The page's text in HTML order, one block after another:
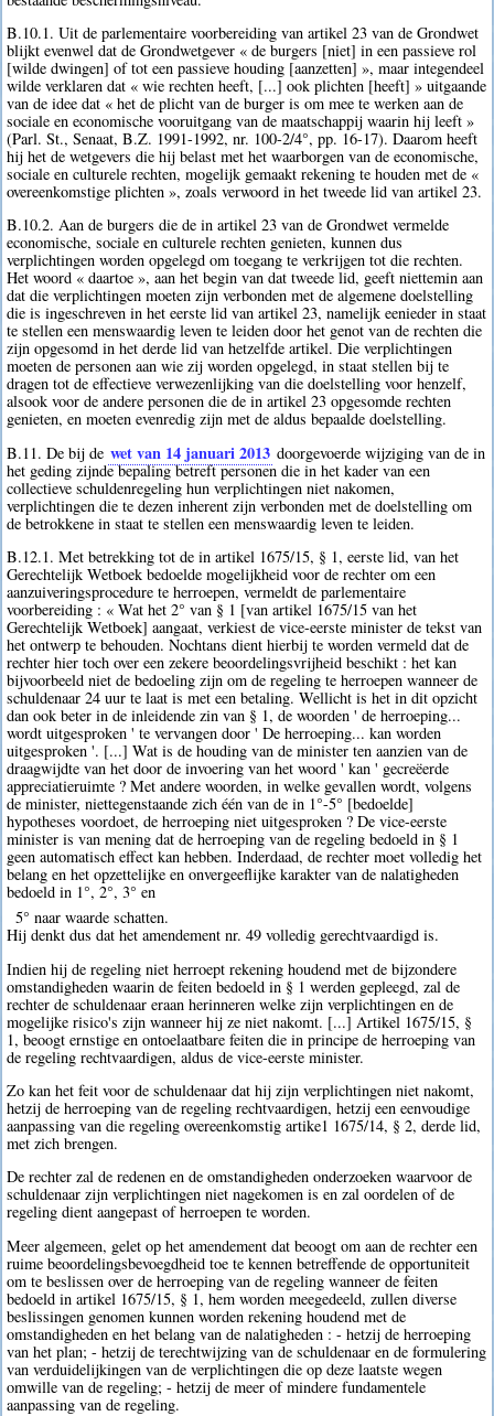
B.10.1. Uit de parlementaire voorbereiding van artikel 23 van de Grondwet
blijkt evenwel dat de Grondwetgever « de burgers [niet] in een passieve rol
[wilde dwingen] of tot een passieve houding [aanzetten] », maar integendeel
wilde verklaren dat « wie rechten heeft, [...] ook plichten [heeft] » uitgaande
van de idee dat « het de plicht van de burger is om mee te werken aan de
sociale en economische vooruitgang van de maatschappij waarin hij leeft »
(Parl. St., Senaat, B.Z. 1991-1992, nr. 100-2/4°, pp. 16-17). Daarom heeft
hij het de wetgevers die hij belast met het waarborgen van de economische,
sociale en culturele rechten, mogelijk gemaakt rekening te houden met de «
overeenkomstige plichten », zoals verwoord in het tweede lid van artikel 23.
B.10.2. Aan de burgers die de in artikel 23 van de Grondwet vermelde
economische, sociale en culturele rechten genieten, kunnen dus
verplichtingen worden opgelegd om toegang te verkrijgen tot die rechten.
Het woord « daartoe », aan het begin van dat tweede lid, geeft niettemin aan
dat die verplichtingen moeten zijn verbonden met de algemene doelstelling
die is ingeschreven in het eerste lid van artikel 23, namelijk eenieder in staat
te stellen een menswaardig leven te leiden door het genot van de rechten die
zijn opgesomd in het derde lid van hetzelfde artikel. Die verplichtingen
moeten de personen aan wie zij worden opgelegd, in staat stellen bij te
dragen tot de effectieve verwezenlijking van die doelstelling voor henzelf,
alsook voor de andere personen die de in artikel 23 opgesomde rechten
genieten, en moeten evenredig zijn met de aldus bepaalde doelstelling.
B.11. De bij de wet van 14 januari 2013 doorgevoerde wijziging van de in
het geding zijnde bepaling betreft personen die in het kader van een
collectieve schuldenregeling hun verplichtingen niet nakomen,
verplichtingen die te dezen inherent zijn verbonden met de doelstelling om
de betrokkene in staat te stellen een menswaardig leven te leiden.
B.12.1. Met betrekking tot de in artikel 1675/15, § 1, eerste lid, van het
Gerechtelijk Wetboek bedoelde mogelijkheid voor de rechter om een
aanzuiveringsprocedure te herroepen, vermeldt de parlementaire
voorbereiding : « Wat het 2° van § 1 [van artikel 1675/15 van het
Gerechtelijk Wetboek] aangaat, verkiest de vice-eerste minister de tekst van
het ontwerp te behouden. Nochtans dient hierbij te worden vermeld dat de
rechter hier toch over een zekere beoordelingsvrijheid beschikt : het kan
bijvoorbeeld niet de bedoeling zijn om de regeling te herroepen wanneer de
schuldenaar 24 uur te laat is met een betaling. Wellicht is het in dit opzicht
dan ook beter in de inleidende zin van § 1, de woorden ' de herroeping...
wordt uitgesproken ' te vervangen door ' De herroeping... kan worden
uitgesproken '. [...] Wat is de houding van de minister ten aanzien van de
draagwijdte van het door de invoering van het woord ' kan ' gecreëerde
appreciatieruimte ? Met andere woorden, in welke gevallen wordt, volgens
de minister, niettegenstaande zich één van de in 1°-5° [bedoelde]
hypotheses voordoet, de herroeping niet uitgesproken ? De vice-eerste
minister is van mening dat de herroeping van de regeling bedoeld in § 1
geen automatisch effect kan hebben. Inderdaad, de rechter moet volledig het
belang en het opzettelijke en onvergeeflijke karakter van de nalatigheden
bedoeld in 1°, 2°, 3° en
5° naar waarde schatten.
Hij denkt dus dat het amendement nr. 49 volledig gerechtvaardigd is.
Indien hij de regeling niet herroept rekening houdend met de bijzondere
omstandigheden waarin de feiten bedoeld in § 1 werden gepleegd, zal de
rechter de schuldenaar eraan herinneren welke zijn verplichtingen en de
mogelijke risico's zijn wanneer hij ze niet nakomt. [...] Artikel 1675/15, §
1, beoogt ernstige en ontoelaatbare feiten die in principe de herroeping van
de regeling rechtvaardigen, aldus de vice-eerste minister.
Zo kan het feit voor de schuldenaar dat hij zijn verplichtingen niet nakomt,
hetzij de herroeping van de regeling rechtvaardigen, hetzij een eenvoudige
aanpassing van die regeling overeenkomstig artike1 1675/14, § 2, derde lid,
met zich brengen.
De rechter zal de redenen en de omstandigheden onderzoeken waarvoor de
schuldenaar zijn verplichtingen niet nagekomen is en zal oordelen of de
regeling dient aangepast of herroepen te worden.
Meer algemeen, gelet op het amendement dat beoogt om aan de rechter een
ruime beoordelingsbevoegdheid toe te kennen betreffende de opportuniteit
om te beslissen over de herroeping van de regeling wanneer de feiten
bedoeld in artikel 1675/15, § 1, hem worden meegedeeld, zullen diverse
beslissingen genomen kunnen worden rekening houdend met de
omstandigheden en het belang van de nalatigheden : - hetzij de herroeping
van het plan; - hetzij de terechtwijzing van de schuldenaar en de formulering
van verduidelijkingen van de verplichtingen die op deze laatste wegen
omwille van de regeling; - hetzij de meer of mindere fundamentele
aanpassing van de regeling.